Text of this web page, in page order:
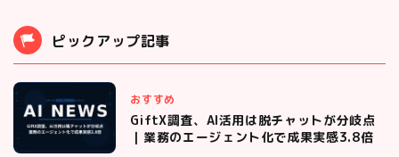
ピックアップ記事
おすすめ
GiftX調査、AI活用は脱チャットが分岐点
｜業務のエージェント化で成果実感3.8倍